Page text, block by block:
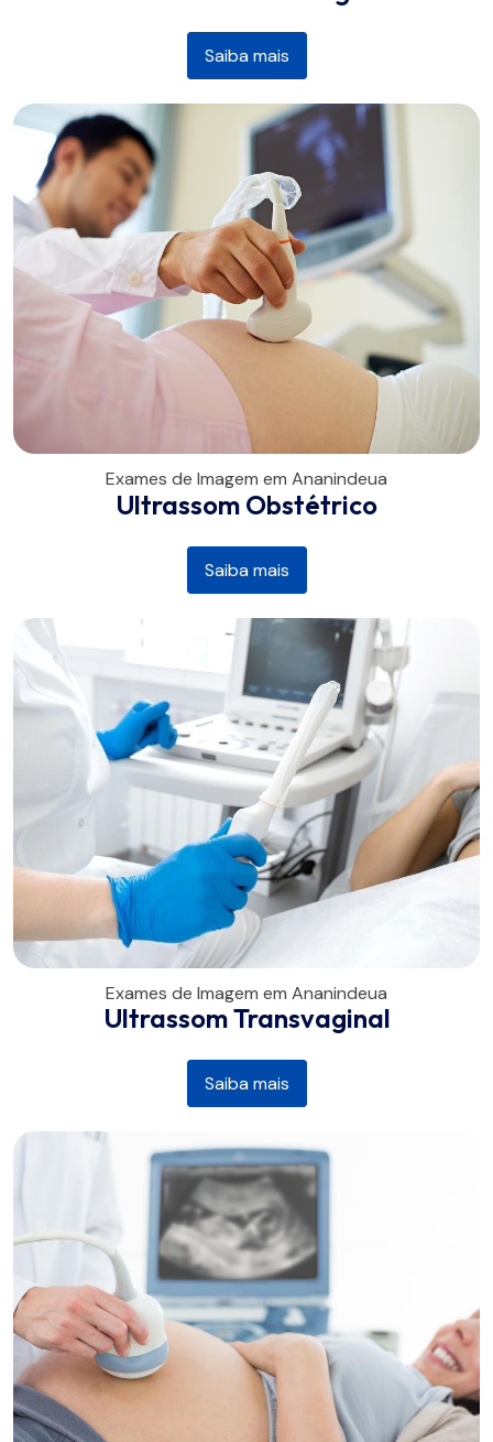
Saiba mais
Exames de Imagem em Ananindeua
Ultrassom Obstétrico
Saiba mais
Exames de Imagem em Ananindeua
Ultrassom Transvaginal
Saiba mais